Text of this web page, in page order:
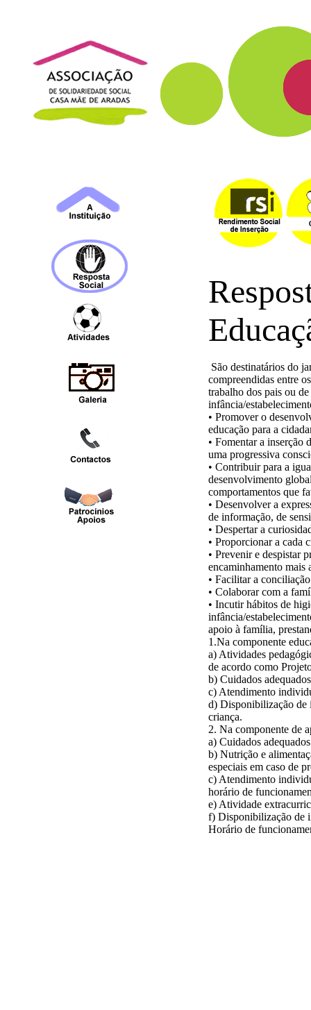
São destinatários do
compreendidas entre
trabalho dos pais ou
infância/
• Promover o
educação para a
• Fomentar a inserção
uma progressiva
• Contribuir para a
desenvolvimento
comportamentos que
• Desenvolver a
de informação, de
• Despertar a
• Proporcionar a cada
• Prevenir e despistar
encaminhamento mais
• Facilitar a
• Colaborar com a
• Incutir hábitos de
infância/
apoio à família,
1.Na componente
a) Atividades
de acordo como
b) Cuidados
c) Atendimento
d) Disponibilização de
criança.
2. Na componente de
a) Cuidados
b) Nutrição e
especiais em caso de
c) Atendimento
horário de
e) Atividade
f) Disponibilização de
Horário de